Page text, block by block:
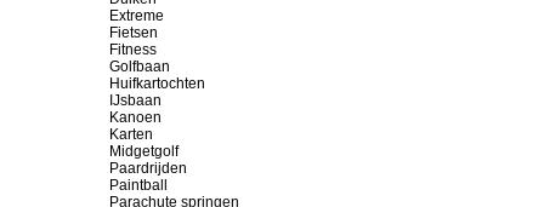
Extreme
Fietsen
Fitness
Golfbaan
Huifkartochten
IJsbaan
Kanoen
Karten
Midgetgolf
Paardrijden
Paintball
Parachute springen